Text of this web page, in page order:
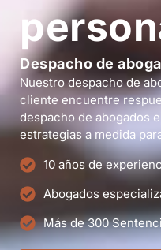
Despacho de
Nuestro despacho de
cliente encuentre
despacho de abogados
estrategias a medida
10 años de
Abogados
Más de 300